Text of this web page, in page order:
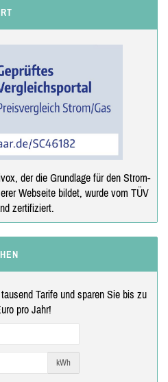
der die Grundlage für den Strom-
Webseite bildet, wurde vom TÜV
zertifiziert.
Tarife und sparen Sie bis zu
pro Jahr!
kWh